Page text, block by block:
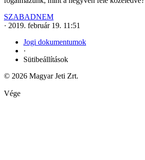
SZABADNEM
· 2019. február 19. 11:51
Jogi dokumentumok
·
Sütibeállítások
© 2026 Magyar Jeti Zrt.
Vége